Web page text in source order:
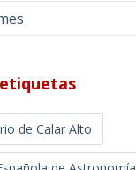
de Calar Alto